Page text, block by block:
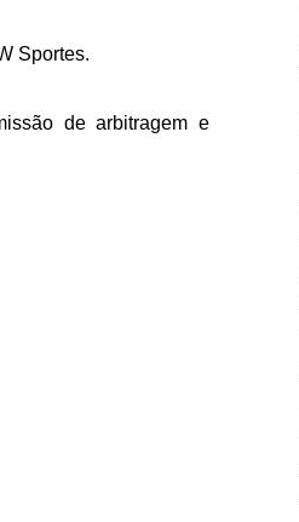
Sportes.
de arbitragem e